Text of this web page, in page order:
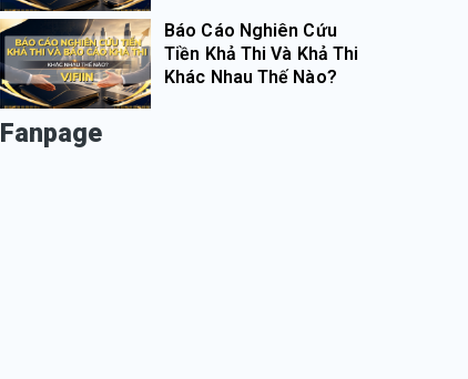
Báo Cáo Nghiên Cứu
Tiền Khả Thi Và Khả Thi
Khác Nhau Thế Nào?
Fanpage